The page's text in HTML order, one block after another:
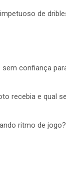
de
confiança
recebia e qual
ritmo de jogo?